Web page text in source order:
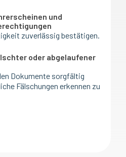
und
zuverlässig bestätigen.
oder abgelaufener
Dokumente sorgfältig
Fälschungen erkennen zu